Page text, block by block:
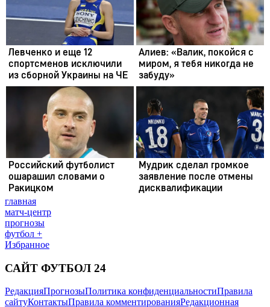
главная
матч-центр
прогнозы
футбол +
Избранное
САЙТ ФУТБОЛ 24
РедакцияПрогнозыПолитика конфиденциальностиПравила
сайтуКонтактыПравила комментированияРедакционная